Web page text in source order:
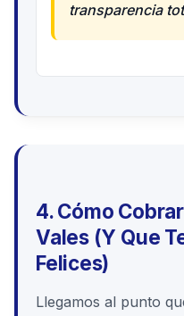
transparencia
4. Cómo
Vales (Y Que
Felices)
Llegamos al punto